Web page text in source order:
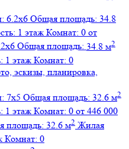
6.2х6 Общая площадь: 34.8
1 этаж Комнат: 0 от
Общая площадь: 34.8 м2
1 этаж Комнат: 0
7х5 Общая площадь: 32.6 м2
1 этаж Комнат: 0 от 446 000
площадь: 32.6 м2 Жилая
Комнат: 0